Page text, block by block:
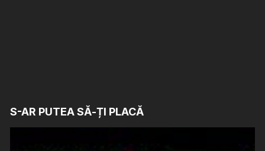
S-AR PUTEA SĂ-ȚI PLACĂ